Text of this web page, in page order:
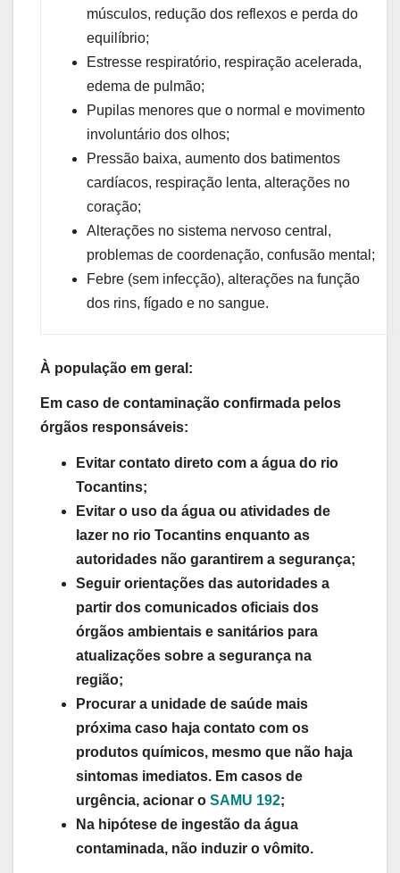
músculos, redução dos reflexos e perda do
equilíbrio;
Estresse respiratório, respiração acelerada,
edema de pulmão;
Pupilas menores que o normal e movimento
involuntário dos olhos;
Pressão baixa, aumento dos batimentos
cardíacos, respiração lenta, alterações no
coração;
Alterações no sistema nervoso central,
problemas de coordenação, confusão mental;
Febre (sem infecção), alterações na função
dos rins, fígado e no sangue.
À população em geral:
Em caso de contaminação confirmada pelos
órgãos responsáveis:
Evitar contato direto com a água do rio
Tocantins;
Evitar o uso da água ou atividades de
lazer no rio Tocantins enquanto as
autoridades não garantirem a segurança;
Seguir orientações das autoridades a
partir dos comunicados oficiais dos
órgãos ambientais e sanitários para
atualizações sobre a segurança na
região;
Procurar a unidade de saúde mais
próxima caso haja contato com os
produtos químicos, mesmo que não haja
sintomas imediatos. Em casos de
urgência, acionar o SAMU 192;
Na hipótese de ingestão da água
contaminada, não induzir o vômito.